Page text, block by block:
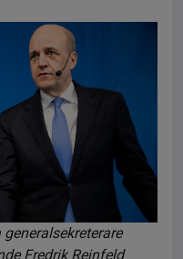
Fredrik Reinfeld